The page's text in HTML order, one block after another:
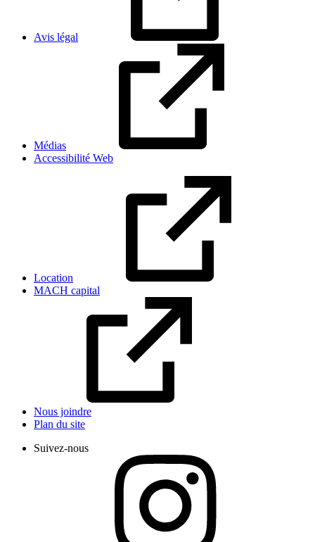
Avis légal
Médias
Accessibilité Web
Location
MACH capital
Nous joindre
Plan du site
Suivez-nous